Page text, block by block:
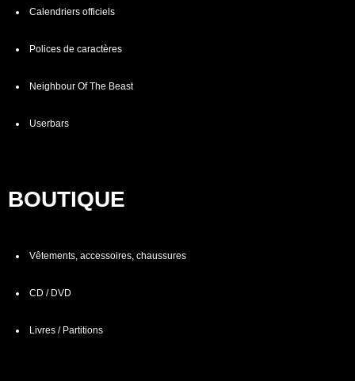
Calendriers officiels
Polices de caractères
Neighbour Of The Beast
Userbars
BOUTIQUE
Vêtements, accessoires, chaussures
CD / DVD
Livres / Partitions